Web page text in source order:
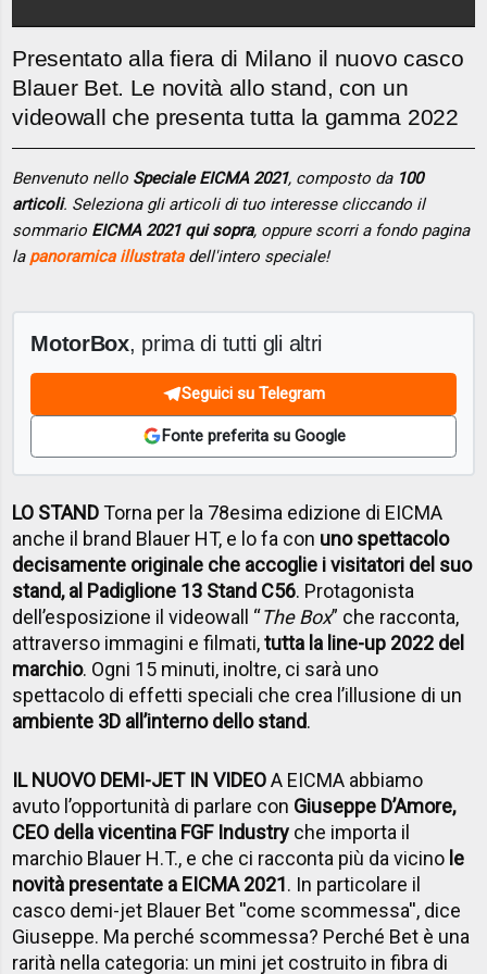
Presentato alla fiera di Milano il nuovo casco
Blauer Bet. Le novità allo stand, con un
videowall che presenta tutta la gamma 2022
Benvenuto nello Speciale EICMA 2021, composto da 100
articoli. Seleziona gli articoli di tuo interesse cliccando il
sommario EICMA 2021 qui sopra, oppure scorri a fondo pagina
la panoramica illustratadell'intero speciale!
MotorBox, prima di tutti gli altri
Seguici su Telegram
Fonte preferita su Google
LO STANDTorna per la 78esima edizione di EICMA
anche il brand Blauer HT, e lo fa con uno spettacolo
decisamente originale che accoglie i visitatori del suo
stand, al Padiglione 13 Stand C56. Protagonista
dell’esposizione il videowall “The Box” che racconta,
attraverso immagini e filmati,tutta la line-up 2022 del
marchio. Ogni 15 minuti, inoltre, ci sarà uno
spettacolo di effetti speciali che crea l’illusione di un
ambiente 3D all’interno dello stand.
IL NUOVO DEMI-JET IN VIDEOA EICMA abbiamo
avuto l’opportunità di parlare con Giuseppe D’Amore,
CEO della vicentina FGF Industry che importa il
marchio Blauer H.T., e che ci racconta più da vicino le
novità presentate a EICMA 2021. In particolare il
casco demi-jet Blauer Bet ''come scommessa'', dice
Giuseppe. Ma perché scommessa? Perché Bet è una
rarità nella categoria: un mini jet costruito in fibra di